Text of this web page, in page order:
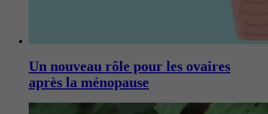
Un nouveau rôle pour les ovaires
après la ménopause